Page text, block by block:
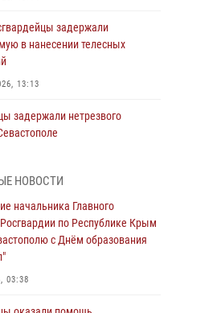
задержали
в нанесении телесных
13:13
задержали нетрезвого
в Севастополе дважды
при попытке кражи
12:52
сотрудники Росгвардии
мужчину
НОВОСТИ
начальника Главного
по Республике Крым
с Днём образования
03:38